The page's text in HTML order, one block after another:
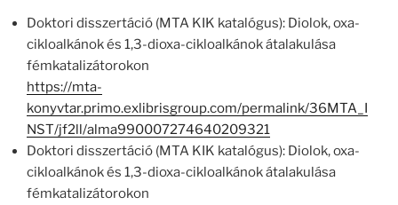
Doktori disszertáció (MTA KIK katalógus): Diolok, oxa-
cikloalkánok és 1,3-dioxa-cikloalkánok átalakulása
fémkatalizátorokon
https://mta-
konyvtar.primo.exlibrisgroup.com/permalink/36MTA_I
NST/jf2ll/alma990007274640209321
Doktori disszertáció (MTA KIK katalógus): Diolok, oxa-
cikloalkánok és 1,3-dioxa-cikloalkánok átalakulása
fémkatalizátorokon